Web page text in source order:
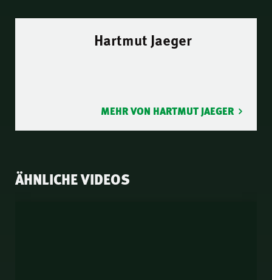
Hartmut Jaeger
MEHR VON HARTMUT JAEGER
ÄHNLICHE VIDEOS